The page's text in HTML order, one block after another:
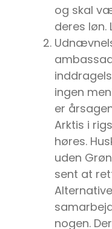
og skal
deres løn.
ingen
er
Arktis i
høres.
uden
sent at
nogen.